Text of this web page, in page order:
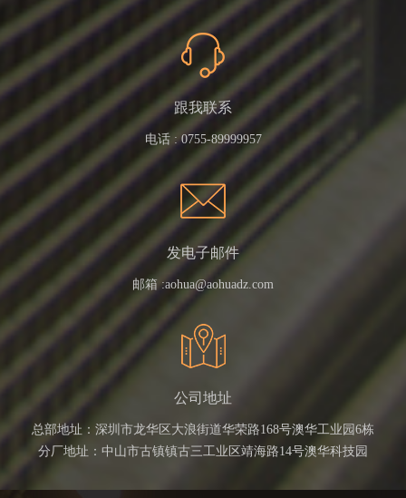
跟我联系
电话 : 0755-89999957
发电子邮件
邮箱 :aohua@aohuadz.com
公司地址
总部地址：深圳市龙华区大浪街道华荣路168号澳华工业园6栋
分厂地址：中山市古镇镇古三工业区靖海路14号澳华科技园